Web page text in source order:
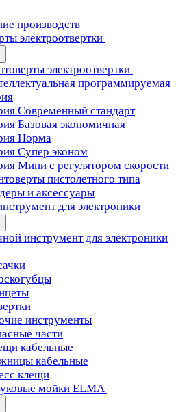
производств
электроотвертки
электроотвертки
программируемая
Современный стандарт
Базовая экономичная
Норма
Cупер эконом
Мини с регулятором скорости
пистолетного типа
и аксессуары
для электроники
инструмент для электроники
инструменты
части
кабельные
кабельные
клещи
мойки ELMA